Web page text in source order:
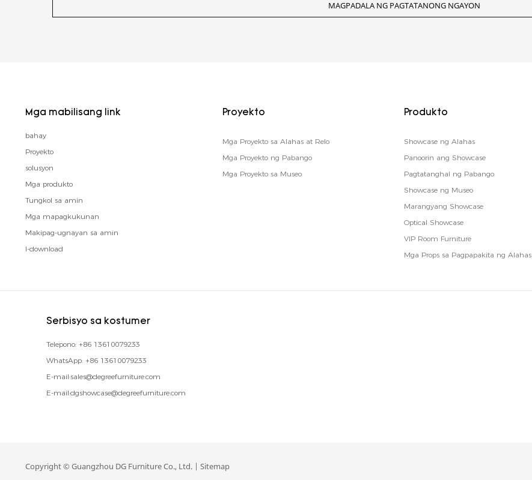
MAGPADALA NG PAGTATANONG NGAYON
Mga mabilisang link
bahay
Proyekto
solusyon
Mga produkto
Tungkol sa amin
Mga mapagkukunan
Makipag-ugnayan sa amin
I-download
Proyekto
Mga Proyekto sa Alahas at Relo
Mga Proyekto ng Pabango
Mga Proyekto sa Museo
Produkto
Showcase ng Alahas
Panoorin ang Showcase
Pagtatanghal ng Pabango
Showcase ng Museo
Marangyang Showcase
Optical Showcase
VIP Room Furniture
Mga Props sa Pagpapakita ng Alahas
Serbisyo sa kostumer
Telepono: +86 13610079233
WhatsApp: +86 13610079233
E-mail:sales@degreefurniture.com
E-mail:dgshowcase@degreefurniture.com
Copyright © Guangzhou DG Furniture Co., Ltd. | Sitemap